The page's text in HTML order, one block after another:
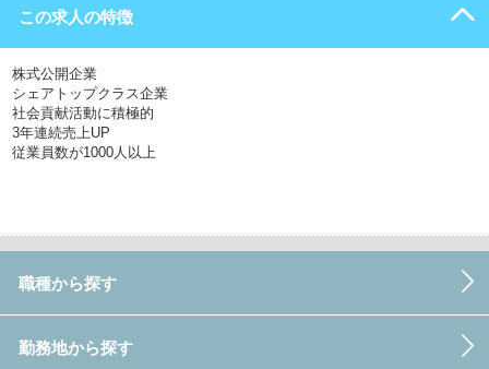
この求人の特徴
株式公開企業
シェアトップクラス企業
社会貢献活動に積極的
3年連続売上UP
従業員数が1000人以上
職種から探す
勤務地から探す